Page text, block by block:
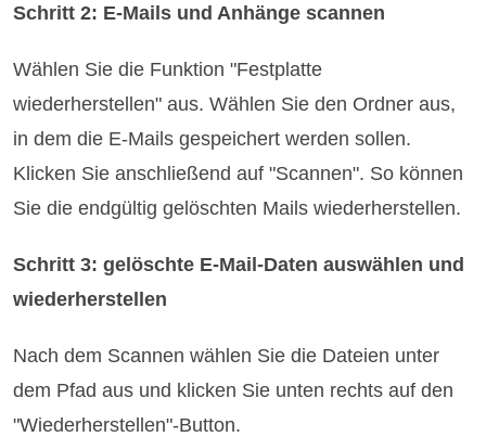
Schritt 2: E-Mails und Anhänge scannen
Wählen Sie die Funktion "Festplatte
wiederherstellen" aus. Wählen Sie den Ordner aus,
in dem die E-Mails gespeichert werden sollen.
Klicken Sie anschließend auf "Scannen". So können
Sie die endgültig gelöschten Mails wiederherstellen.
Schritt 3: gelöschte E-Mail-Daten auswählen und
wiederherstellen
Nach dem Scannen wählen Sie die Dateien unter
dem Pfad aus und klicken Sie unten rechts auf den
"Wiederherstellen"-Button.